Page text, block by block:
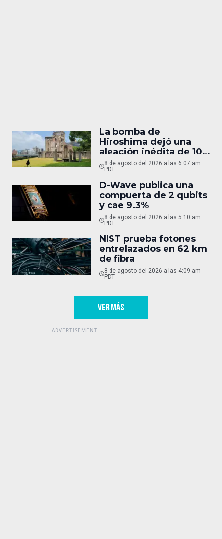
La bomba de
Hiroshima dejó una
aleación inédita de 10
micras
8 de agosto del 2026 a las 6:07 am
PDT
D-Wave publica una
compuerta de 2 qubits
y cae 9.3%
8 de agosto del 2026 a las 5:10 am
PDT
NIST prueba fotones
entrelazados en 62 km
de fibra
8 de agosto del 2026 a las 4:09 am
PDT
VER MÁS